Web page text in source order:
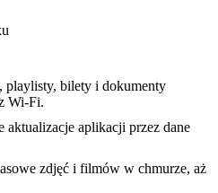
playlisty, bilety i dokumenty
Wi‑Fi.
aktualizacje aplikacji przez dane
zdjęć i filmów w chmurze, aż